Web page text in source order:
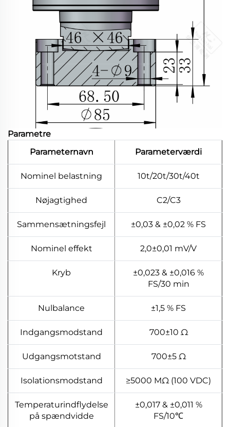
Parametre
Parameternavn
Parameterværdi
Nominel belastning 10t/20t/30t/40t
Nøjagtighed C2/C3
Sammensætningsfejl ±0,03 & ±0,02 % FS
Nominel effekt 2,0±0,01 mV/V
Kryb
±0,023 & ±0,016 %
FS/30 min
Nulbalance ±1,5 % FS
Indgangsmodstand 700±10 Ω
Udgangsmotstand 700±5 Ω
Isolationsmodstand ≥5000 MΩ (100 VDC)
Temperaturindflydelse
på spændvidde
±0,017 & ±0,011 %
FS/10℃